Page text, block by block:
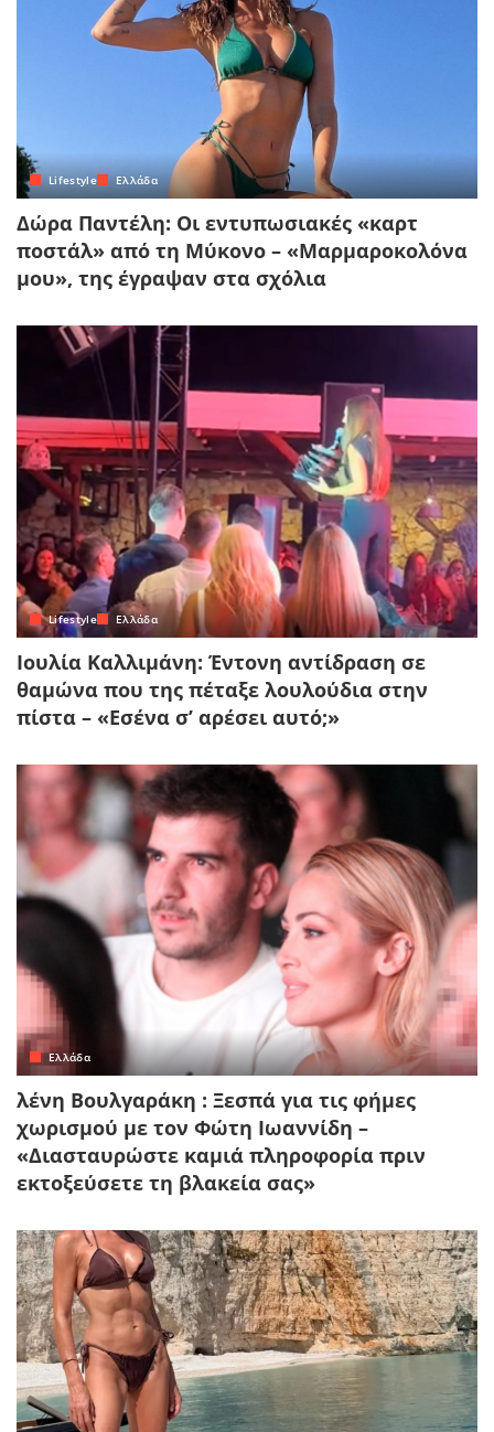
Lifestyle Ελλάδα
Δώρα Παντέλη: Οι εντυπωσιακές «καρτ
ποστάλ» από τη Μύκονο – «Μαρμαροκολόνα
μου», της έγραψαν στα σχόλια
Lifestyle Ελλάδα
Ιουλία Καλλιμάνη: Έντονη αντίδραση σε
θαμώνα που της πέταξε λουλούδια στην
πίστα – «Εσένα σ’ αρέσει αυτό;»
Ελλάδα
λένη Βουλγαράκη : Ξεσπά για τις φήμες
χωρισμού με τον Φώτη Ιωαννίδη –
«Διασταυρώστε καμιά πληροφορία πριν
εκτοξεύσετε τη βλακεία σας»